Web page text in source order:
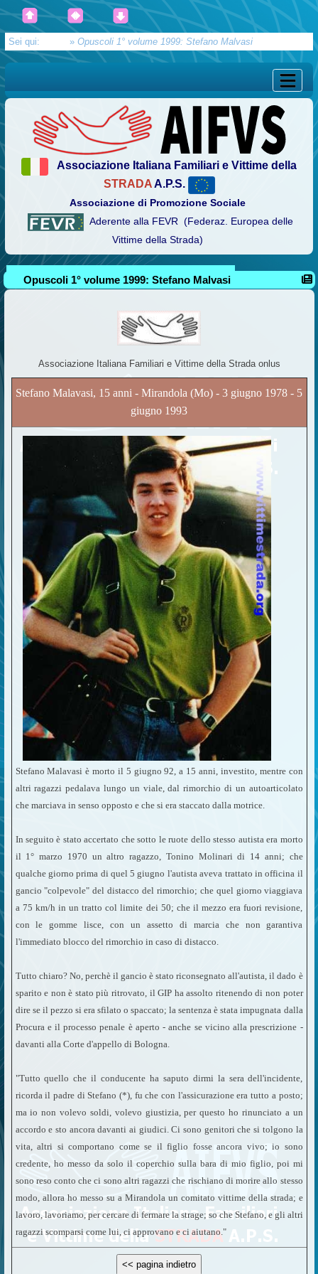
Sei qui: » Opuscoli 1° volume 1999: Stefano Malvasi
Associazione Italiana Familiari e Vittime della
STRADAA.P.S.
Associazione di Promozione Sociale
Aderente alla FEVR (Federaz. Europea delle
Vittime della Strada)
Opuscoli 1° volume 1999: Stefano Malvasi
Associazione Italiana Familiari e Vittime della Strada onlus
Stefano Malavasi, 15 anni - Mirandola (Mo) - 3 giugno 1978 - 5
giugno 1993
Stefano Malavasi è morto il 5 giugno 92, a 15 anni, investito, mentre con
altri ragazzi pedalava lungo un viale, dal rimorchio di un autoarticolato
che marciava in senso opposto e che si era staccato dalla motrice.
In seguito è stato accertato che sotto le ruote dello stesso autista era morto
il 1° marzo 1970 un altro ragazzo, Tonino Molinari di 14 anni; che
qualche giorno prima di quel 5 giugno l'autista aveva trattato in officina il
gancio "colpevole" del distacco del rimorchio; che quel giorno viaggiava
a 75 km/h in un tratto col limite dei 50; che il mezzo era fuori revisione,
con le gomme lisce, con un assetto di marcia che non garantiva
l'immediato blocco del rimorchio in caso di distacco.
Tutto chiaro? No, perchè il gancio è stato riconsegnato all'autista, il dado è
sparito e non è stato più ritrovato, il GIP ha assolto ritenendo di non poter
dire se il pezzo si era sfilato o spaccato; la sentenza è stata impugnata dalla
Procura e il processo penale è aperto - anche se vicino alla prescrizione -
davanti alla Corte d'appello di Bologna.
"Tutto quello che il conducente ha saputo dirmi la sera dell'incidente,
ricorda il padre di Stefano (*), fu che con l'assicurazione era tutto a posto;
ma io non volevo soldi, volevo giustizia, per questo ho rinunciato a un
accordo e sto ancora davanti ai giudici. Ci sono genitori che si tolgono la
vita, altri si comportano come se il figlio fosse ancora vivo; io sono
credente, ho messo da solo il coperchio sulla bara di mio figlio, poi mi
sono reso conto che ci sono altri ragazzi che rischiano di morire allo stesso
modo, allora ho messo su a Mirandola un comitato vittime della strada; e
lavoro, lavoriamo, per cercare di fermare la strage; so che Stefano, e gli altri
ragazzi scomparsi come lui, ci approvano e ci aiutano."